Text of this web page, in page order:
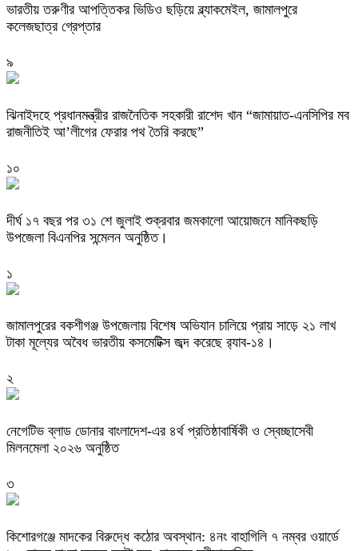
ভারতীয় তরুণীর আপত্তিকর ভিডিও ছড়িয়ে ব্ল্যাকমেইল, জামালপুরে
কলেজছাত্র গ্রেপ্তার
৯
ঝিনাইদহে প্রধানমন্ত্রীর রাজনৈতিক সহকারী রাশেদ খান “জামায়াত-এনসিপির মব
রাজনীতিই আ’লীগের ফেরার পথ তৈরি করছে”
১০
দীর্ঘ ১৭ বছর পর ৩১ শে জুলাই শুক্রবার জমকালো আয়োজনে মানিকছড়ি
উপজেলা বিএনপির সন্মেলন অনুষ্ঠিত।
১
জামালপুরের বকশীগঞ্জ উপজেলায় বিশেষ অভিযান চালিয়ে প্রায় সাড়ে ২১ লাখ
টাকা মূল্যের অবৈধ ভারতীয় কসমেটিক্স জব্দ করেছে র‌্যাব-১৪।
২
নেগেটিভ ব্লাড ডোনার বাংলাদেশ-এর ৪র্থ প্রতিষ্ঠাবার্ষিকী ও স্বেচ্ছাসেবী
মিলনমেলা ২০২৬ অনুষ্ঠিত
৩
কিশোরগঞ্জে মাদকের বিরুদ্ধে কঠোর অবস্থান: ৪নং বাহাগিলি ৭ নম্বর ওয়ার্ডে